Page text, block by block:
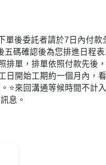
單後委託者請於7日內付款
五碼確認後為您排進日程
排單，排單依照付款先後
日開始工期約一個月內，
⭐️來回溝通等候時間不計
息。